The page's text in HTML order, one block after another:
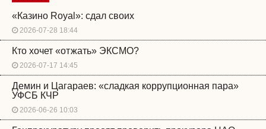
«Казино Royal»: сдал своих
2026-07-28 18:44
Кто хочет «отжать» ЭКСМО?
2026-07-17 14:45
Демин и Цагараев: «сладкая коррупционная пара»
УФСБ КЧР
2026-06-26 10:03